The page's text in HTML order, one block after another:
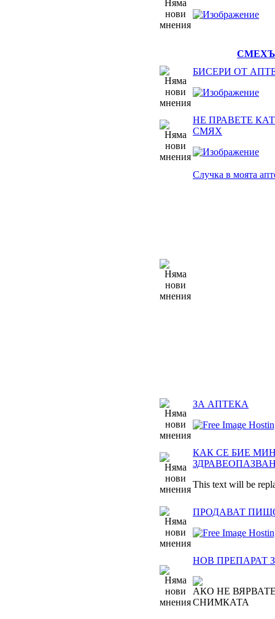
БИСЕРИ ОТ
НЕ ПРАВЕТЕ
СМЯХ
Случка в моята
ЗА АПТЕКА
КАК СЕ БИЕ
This text will be
ПРОДАВАТ
НОВ ПРЕПАРАТ
АКО НЕ
СНИМКАТА